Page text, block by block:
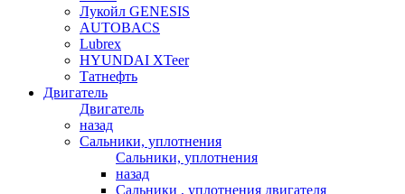
Лукойл GENESIS
AUTOBACS
Lubrex
HYUNDAI XTeer
Татнефть
Двигатель
Двигатель
назад
Сальники, уплотнения
Сальники, уплотнения
назад
Сальники , уплотнения двигателя